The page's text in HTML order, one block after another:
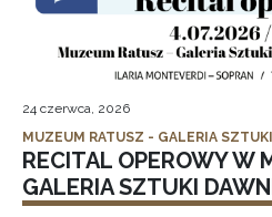
24 czerwca, 2026
MUZEUM RATUSZ - GALERIA
RECITAL OPEROWY W
GALERIA SZTUKI